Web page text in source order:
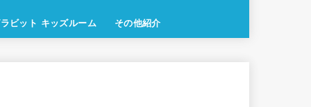
ビット キッズルーム その他紹介